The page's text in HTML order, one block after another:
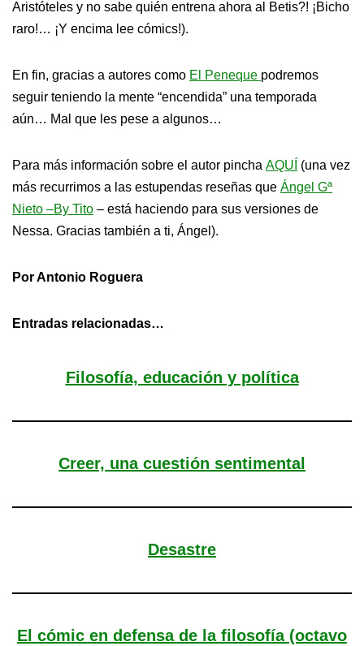
Aristóteles y no sabe quién entrena ahora al Betis?! ¡Bicho
raro!… ¡Y encima lee cómics!).
En fin, gracias a autores como El Peneque podremos
seguir teniendo la mente “encendida” una temporada
aún… Mal que les pese a algunos…
Para más información sobre el autor pincha AQUÍ (una vez
más recurrimos a las estupendas reseñas que Ángel Gª
Nieto –By Tito – está haciendo para sus versiones de
Nessa. Gracias también a ti, Ángel).
Por Antonio Roguera
Entradas relacionadas…
Filosofía, educación y política
Creer, una cuestión sentimental
Desastre
El cómic en defensa de la filosofía (octavo